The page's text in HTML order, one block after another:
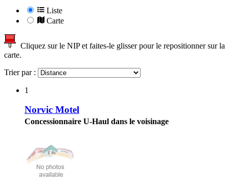
Liste
Carte
Cliquez sur le NIP et faites-le glisser pour le repositionner sur la
carte.
Trier par :
1
Norvic Motel
Concessionnaire U-Haul dans le voisinage